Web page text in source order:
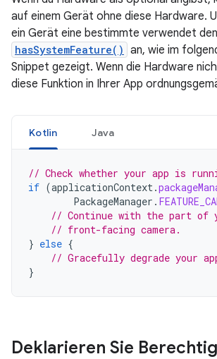
auf einem Gerät ohne diese Hardware.
ein Gerät eine bestimmte verwendet den
hasSystemFeature() an, wie im
Snippet gezeigt. Wenn die Hardware
diese Funktion in Ihrer App
Kotlin Java
// Check whether your app is
if (applicationContext.
PackageManager .
// Continue with the part of
// front-facing camera.
} else {
// Gracefully degrade your
}
Deklarieren Sie